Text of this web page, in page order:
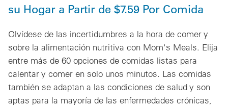
su Hogar a Partir de $7.59 Por Comida
Olvídese de las incertidumbres a la hora de comer y
sobre la alimentación nutritiva con Mom's Meals. Elija
entre más de 60 opciones de comidas listas para
calentar y comer en solo unos minutos. Las comidas
también se adaptan a las condiciones de salud y son
aptas para la mayoría de las enfermedades crónicas,